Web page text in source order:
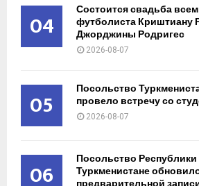
04 Состоится свадьба
футболиста Криштиану
Джорджины Родригес
2026-08-07
05 Посольство
провело встречу со
2026-08-07
06 Посольство
Туркменистане